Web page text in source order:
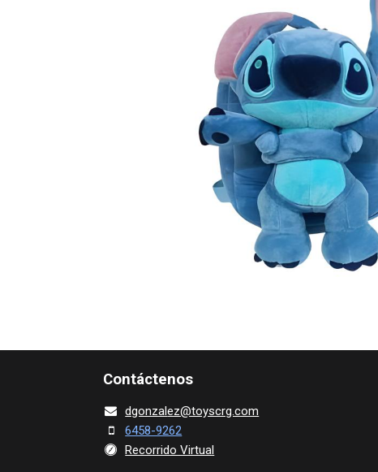
Contácte​nos
dgonza​lez@toy​scrg.c​o​m
6458-9262
Recorrido Virtual